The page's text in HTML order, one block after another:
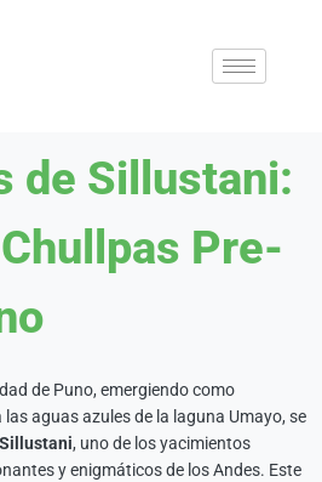
de Sillustani:
Pre-
de Puno, emergiendo como
aguas azules de la laguna Umayo, se
, uno de los yacimientos
y enigmáticos de los Andes. Este